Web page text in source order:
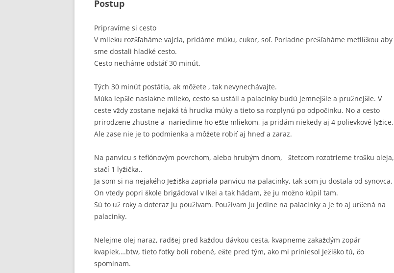
Postup
Pripravíme si cesto
V mlieku rozšľaháme vajcia, pridáme múku, cukor, soľ. Poriadne prešľaháme metličkou aby
sme dostali hladké cesto.
Cesto necháme odstáť 30 minút.
Tých 30 minút postátia, ak môžete , tak nevynechávajte.
Múka lepšie nasiakne mlieko, cesto sa ustáli a palacinky budú jemnejšie a pružnejšie. V
ceste vždy zostane nejaká tá hrudka múky a tieto sa rozplynú po odpočinku. No a cesto
prirodzene zhustne a nariedime ho ešte mliekom, ja pridám niekedy aj 4 polievkové lyžice.
Ale zase nie je to podmienka a môžete robiť aj hneď a zaraz.
Na panvicu s teflónovým povrchom, alebo hrubým dnom, štetcom rozotrieme trošku oleja,
stačí 1 lyžička..
Ja som si na nejakého Ježiška zapriala panvicu na palacinky, tak som ju dostala od synovca.
On vtedy popri škole brigádoval v Ikei a tak hádam, že ju možno kúpil tam.
Sú to už roky a doteraz ju používam. Používam ju jedine na palacinky a je to aj určená na
palacinky.
Nelejme olej naraz, radšej pred každou dávkou cesta, kvapneme zakaždým zopár
kvapiek….btw, tieto fotky boli robené, ešte pred tým, ako mi priniesol Ježiško tú, čo
spomínam.